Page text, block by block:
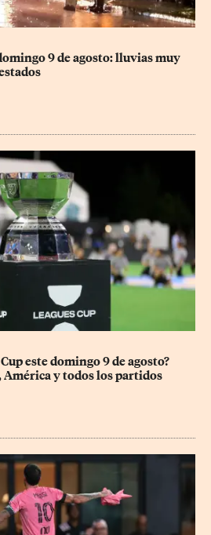
9 de agosto: lluvias muy
este domingo 9 de agosto?
y todos los partidos